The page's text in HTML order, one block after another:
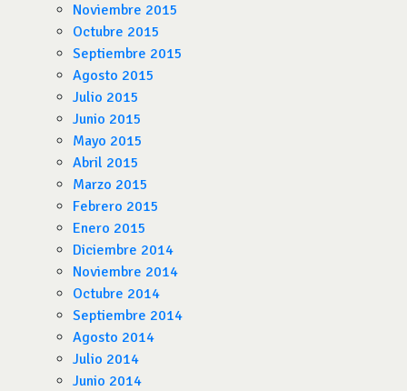
Noviembre 2015
Octubre 2015
Septiembre 2015
Agosto 2015
Julio 2015
Junio 2015
Mayo 2015
Abril 2015
Marzo 2015
Febrero 2015
Enero 2015
Diciembre 2014
Noviembre 2014
Octubre 2014
Septiembre 2014
Agosto 2014
Julio 2014
Junio 2014